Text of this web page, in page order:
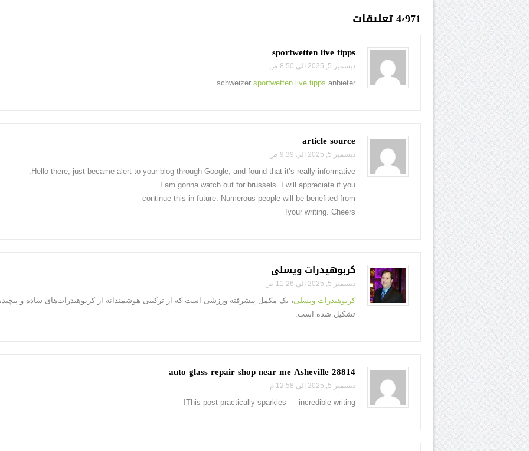
4٬971 تعليقات
sportwetten live tipps
ديسمبر 5, 2025 الي 8:50 ص
schweizer sportwetten live tipps anbieter
article source
ديسمبر 5, 2025 الي 9:39 ص
Hello there, just became alert to your blog through Google, and found that it’s really informative.
I am gonna watch out for brussels. I will appreciate if you
continue this in future. Numerous people will be benefited from
your writing. Cheers!
کربوهیدرات ویسلی
ديسمبر 5, 2025 الي 11:26 ص
کربوهیدرات ویسلی، یک مکمل پیشرفته ورزشی است که از ترکیبی هوشمندانه از کربوهیدرات‌های ساده و
تشکیل شده است.
28814 auto glass repair shop near me Asheville
ديسمبر 5, 2025 الي 12:58 م
This post practically sparkles — incredible writing!